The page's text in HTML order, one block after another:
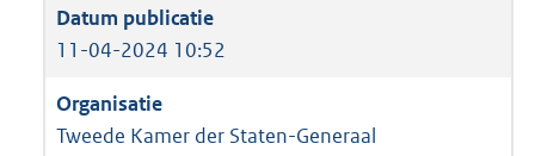
11-04-2024 10:52
Tweede Kamer der Staten-Generaal